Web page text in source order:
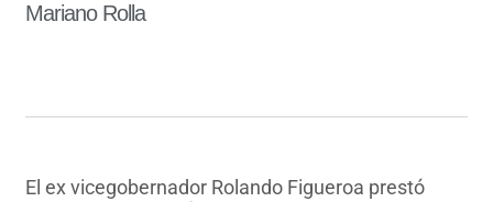
Mariano Rolla
El ex vicegobernador Rolando Figueroa prestó